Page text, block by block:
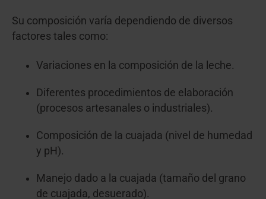
Su composición varía dependiendo de diversos
factores tales como:
Variaciones en la composición de la leche.
Diferentes procedimientos de elaboración
(procesos artesanales o industriales).
Composición de la cuajada (nivel de humedad
y pH).
Manejo dado a la cuajada (tamaño del grano
de cuajada, desuerado).